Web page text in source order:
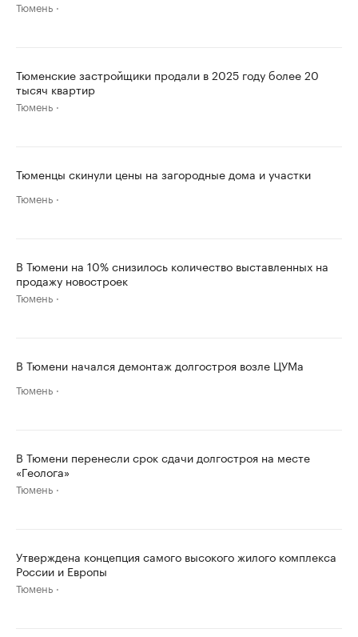
Тюмень
Тюменские застройщики продали в 2025 году более 20
тысяч квартир
Тюмень
Тюменцы скинули цены на загородные дома и участки
Тюмень
В Тюмени на 10% снизилось количество выставленных на
продажу новостроек
Тюмень
В Тюмени начался демонтаж долгостроя возле ЦУМа
Тюмень
В Тюмени перенесли срок сдачи долгостроя на месте
«Геолога»
Тюмень
Утверждена концепция самого высокого жилого комплекса
России и Европы
Тюмень